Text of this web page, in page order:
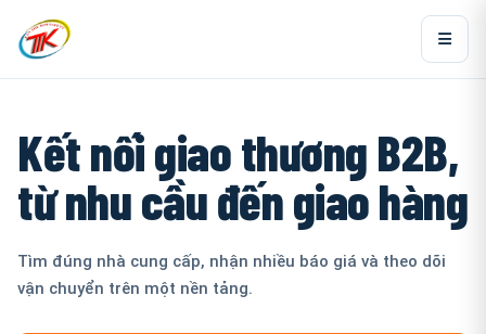
Kết nối giao thương B2B,
từ nhu cầu đến giao hàng
Tìm đúng nhà cung cấp, nhận nhiều báo giá và theo dõi
vận chuyển trên một nền tảng.